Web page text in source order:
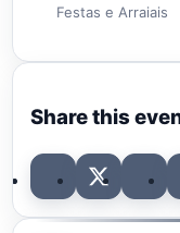
Festas e Arraiais
Share this